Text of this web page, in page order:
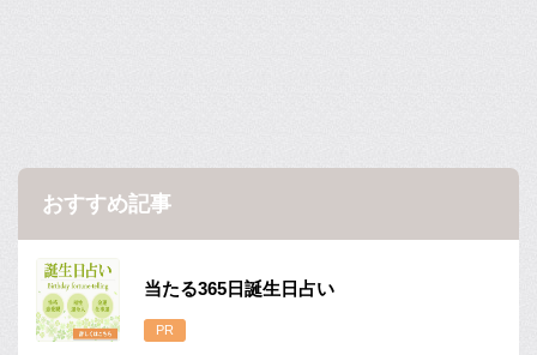
おすすめ記事
当たる365日誕生日占い